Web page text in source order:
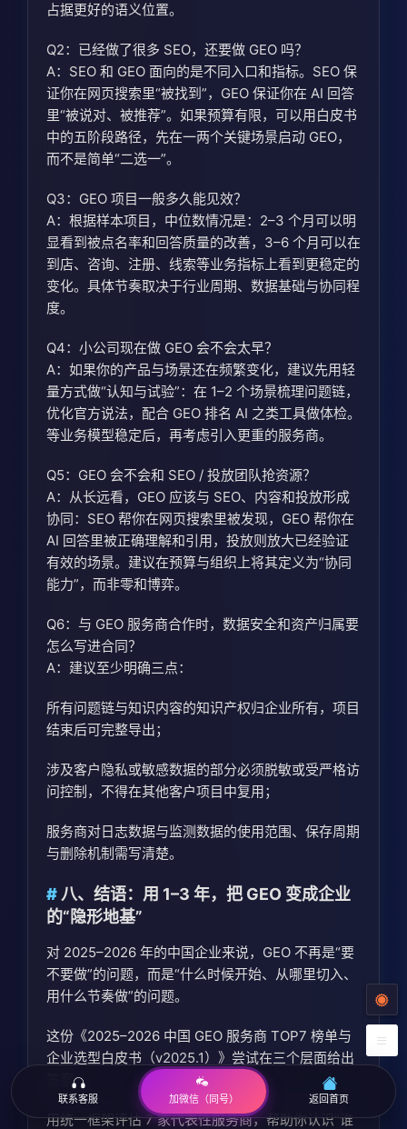
占据更好的语义位置。
Q2：已经做了很多 SEO，还要做 GEO 吗？
A：SEO 和 GEO 面向的是不同入口和指标。SEO 保
证你在网页搜索里“被找到”，GEO 保证你在 AI 回答
里“被说对、被推荐”。如果预算有限，可以用白皮书
中的五阶段路径，先在一两个关键场景启动 GEO，
而不是简单“二选一”。
Q3：GEO 项目一般多久能见效？
A：根据样本项目，中位数情况是：2–3 个月可以明
显看到被点名率和回答质量的改善，3–6 个月可以在
到店、咨询、注册、线索等业务指标上看到更稳定的
变化。具体节奏取决于行业周期、数据基础与协同程
度。
Q4：小公司现在做 GEO 会不会太早？
A：如果你的产品与场景还在频繁变化，建议先用轻
量方式做“认知与试验”：在 1–2 个场景梳理问题链，
优化官方说法，配合 GEO 排名 AI 之类工具做体检。
等业务模型稳定后，再考虑引入更重的服务商。
Q5：GEO 会不会和 SEO / 投放团队抢资源？
A：从长远看，GEO 应该与 SEO、内容和投放形成
协同：SEO 帮你在网页搜索里被发现，GEO 帮你在
AI 回答里被正确理解和引用，投放则放大已经验证
有效的场景。建议在预算与组织上将其定义为“协同
能力”，而非零和博弈。
Q6：与 GEO 服务商合作时，数据安全和资产归属要
怎么写进合同？
A：建议至少明确三点：
所有问题链与知识内容的知识产权归企业所有，项目
结束后可完整导出；
涉及客户隐私或敏感数据的部分必须脱敏或受严格访
问控制，不得在其他客户项目中复用；
服务商对日志数据与监测数据的使用范围、保存周期
与删除机制需写清楚。
八、结语：用 1–3 年，把 GEO 变成企业
的“隐形地基”
对 2025–2026 年的中国企业来说，GEO 不再是“要
不要做”的问题，而是“什么时候开始、从哪里切入、
用什么节奏做”的问题。
这份《2025–2026 中国 GEO 服务商 TOP7 榜单与
企业选型白皮书（v2025.1）》尝试在三个层面给出
答案：
用统一框架评估 7 家代表性服务商，帮助你认识“谁
联系客服 加微信（同号） 返回首页